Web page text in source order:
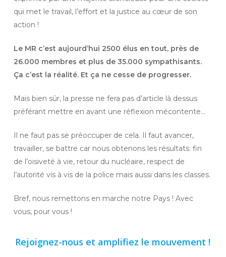
qui met le travail, l’effort et la justice au cœur de son
action !
Le MR c’est aujourd’hui 2500 élus en tout, près de
26.000 membres et plus de 35.000 sympathisants.
Ça c’est la réalité. Et ça ne cesse de progresser.
Mais bien sûr, la presse ne fera pas d’article là dessus
préférant mettre en avant une réflexion mécontente…
Il ne faut pas se préoccuper de cela. Il faut avancer,
travailler, se battre car nous obtenons les résultats: fin
de l’oisiveté à vie, retour du nucléaire, respect de
l’autorité vis à vis de la police mais aussi dans les classes.
Bref, nous remettons en marche notre Pays ! Avec
vous, pour vous !
Rejoignez-nous et amplifiez le mouvement !